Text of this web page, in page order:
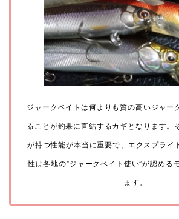
ジャークベイトは何よりも質の高いジャー
ることが釣果に直結するカギとなります。
が持つ性能が本当に重要で、エクスプライ
性は各地の”ジャークベイト使い”が認める
ます。